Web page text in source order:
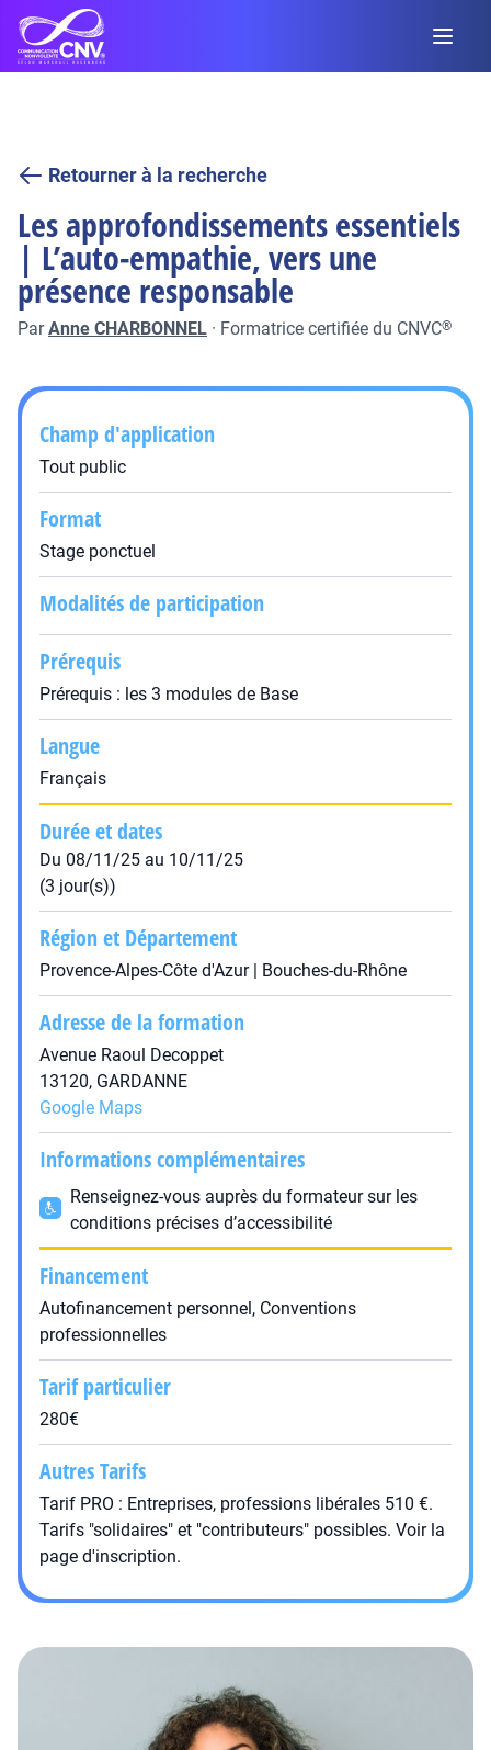
Retourner à la recherche
Les approfondissements essentiels
| L’auto-empathie, vers une
présence responsable
ParAnne CHARBONNEL · Formatrice certifiée du CNVC®
Champ d'application
Tout public
Format
Stage ponctuel
Modalités de participation
Prérequis
Prérequis : les 3 modules de Base
Langue
Français
Durée et dates
Du 08/11/25 au 10/11/25
(3 jour(s))
Région et Département
Provence-Alpes-Côte d'Azur | Bouches-du-Rhône
Adresse de la formation
Avenue Raoul Decoppet
13120, GARDANNE
Google Maps
Informations complémentaires
Renseignez-vous auprès du formateur sur les
conditions précises d’accessibilité
Financement
Autofinancement personnel, Conventions
professionnelles
Tarif particulier
280€
Autres Tarifs
Tarif PRO : Entreprises, professions libérales 510 €.
Tarifs "solidaires" et "contributeurs" possibles. Voir la
page d'inscription.